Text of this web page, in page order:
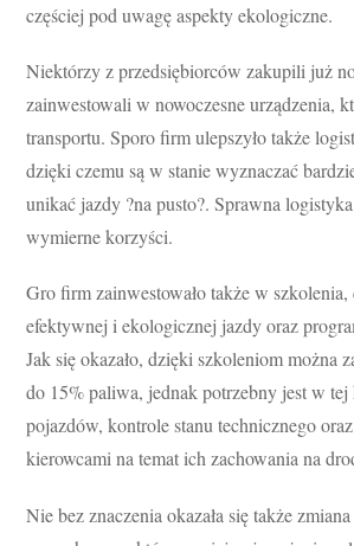
częściej pod uwagę aspekty ekologiczne.
Niektórzy z przedsiębiorców zakupili już
zainwestowali w nowoczesne urządzenia,
transportu. Sporo firm ulepszyło także
dzięki czemu są w stanie wyznaczać
unikać jazdy ?na pusto?. Sprawna
wymierne korzyści.
Gro firm zainwestowało także w szkolenia,
efektywnej i ekologicznej jazdy oraz
Jak się okazało, dzięki szkoleniom można
do 15% paliwa, jednak potrzebny jest w tej
pojazdów, kontrole stanu technicznego
kierowcami na temat ich zachowania na
Nie bez znaczenia okazała się także